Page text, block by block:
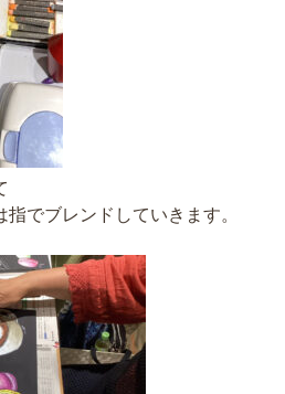
でブレンドしていきます。